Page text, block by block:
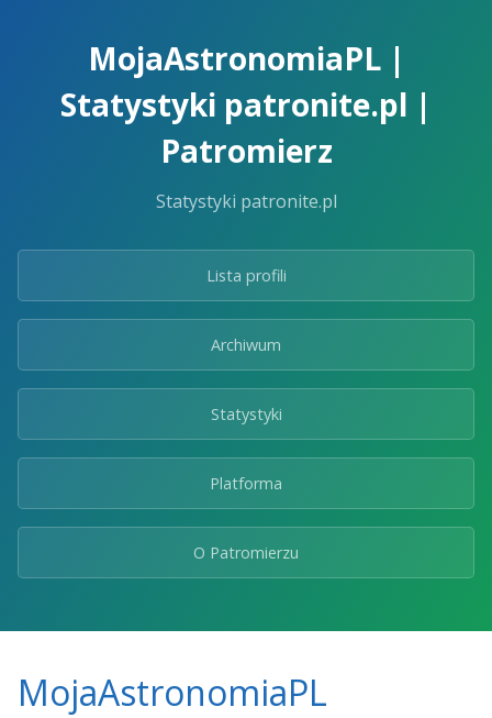
MojaAstronomiaPL |
Statystyki patronite.pl |
Patromierz
Statystyki patronite.pl
Lista profili
Archiwum
Statystyki
Platforma
O Patromierzu
MojaAstronomiaPL